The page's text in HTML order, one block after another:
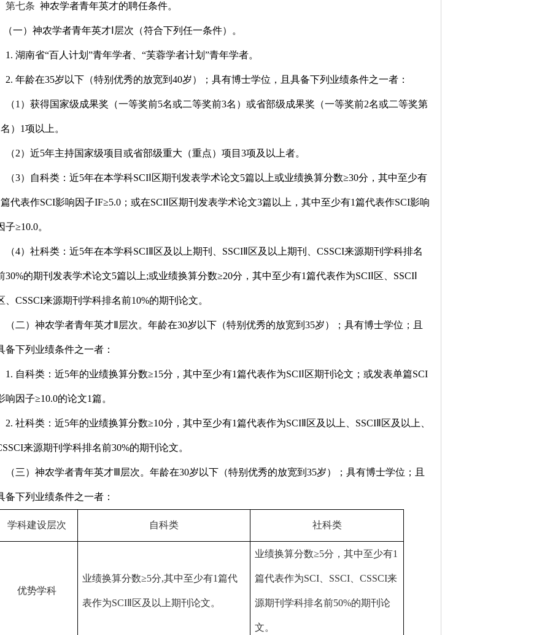
第七条 神农学者青年英才的聘任条件。
（一）神农学者青年英才Ⅰ层次（符合下列任一条件）。
1. 湖南省“百人计划”青年学者、“芙蓉学者计划”青年学者。
2. 年龄在35岁以下（特别优秀的放宽到 40岁）；具有博士学位，且具备下列业绩条件之一者：
（1 ）获得国家级成果奖（一等奖前5名或二等奖前3名）或省部级成果奖（一等奖前2名或二等奖第
名） 1项以上。
（2）近5年主持国家级项目或省部级重大（重点）项目 3项及以上者。
（3）自科类：近5年在本学科SCI Ⅰ区期刊发表学术论文5篇以上或业绩换算分数≥30分，其中至少有
篇代表作SCI影响因子IF≥5.0 ；或在SCI Ⅰ区期刊发表学术论文3篇以上，其中至少有1篇代表作SCI影响
子≥10.0。
（4）社科类：近5年在本学科SCI Ⅱ区及以上期刊、 SSCI Ⅱ区及以上期刊、 CSSCI来源期刊学科排名
30%的期刊发表学术论文5篇以上;或业绩换算分数≥20分，其中至少有1篇代表作为SCI Ⅰ区、 SSCI
、 CSSCI来源期刊学科排名前10%的期刊论文。
（二）神农学者青年英才Ⅱ层次。年龄在30岁以下（特别优秀的放宽到 35岁）；具有博士学位；且
备下列业绩条件之一者：
1. 自科类：近5年的业绩换算分数≥15分，其中至少有1篇代表作为SCI Ⅰ区期刊论文；或发表单篇SCI
响因子≥10.0的论文1篇。
2. 社科类：近5年的业绩换算分数≥10分，其中至少有1篇代表作为SCI Ⅱ区及以上、 SSCI Ⅱ区及以上、
来源期刊学科排名前30%的期刊论文。
（三）神农学者青年英才Ⅲ层次。 年龄在30岁以下（特别优秀的放宽到 35岁）；具有博士学位；且
备下列业绩条件之一者：
学科建设层次 自科类 社科类
优势学科
业绩换算分数≥5分,其中至少有1篇代
表作为SCI 区及以上期刊论文。
业绩换算分数≥5分，其中至少有1
篇代表作为SCI SSCI 、CSSCI来
源期刊学科排名前50%的期刊论
文。